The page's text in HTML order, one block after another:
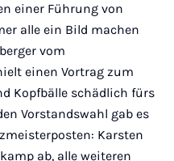
einer Führung von
alle ein Bild machen
vom
einen Vortrag zum
Kopfbälle schädlich fürs
Vorstandswahl gab es
Karsten
ab, alle weiteren